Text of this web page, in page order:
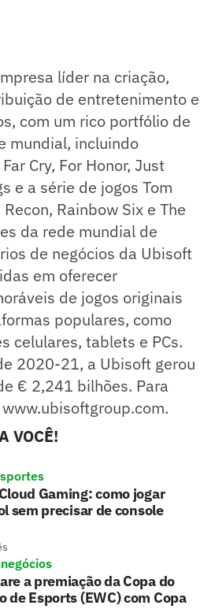
líder na criação,
de entretenimento e
com um rico portfólio de
mundial, incluindo
Cry, For Honor, Just
e a série de jogos Tom
Rainbow Six e The
da rede mundial de
de negócios da Ubisoft
em oferecer
de jogos originais
populares, como
celulares, tablets e PCs.
2020-21, a Ubisoft gerou
€ 2,241 bilhões. Para
VOCÊ!
Gaming: como jogar
sem precisar de console
a premiação da Copa do
de Esports (EWC) com Copa